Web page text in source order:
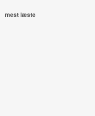
mest læste